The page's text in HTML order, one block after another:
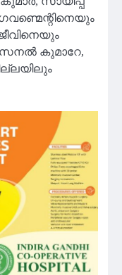
ഗവണ്മെന്റിനെയും
കുമാറേ,